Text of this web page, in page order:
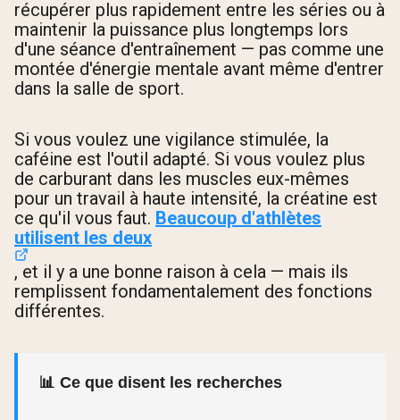
récupérer plus rapidement entre les séries ou à
maintenir la puissance plus longtemps lors
d'une séance d'entraînement — pas comme une
montée d'énergie mentale avant même d'entrer
dans la salle de sport.
Si vous voulez une vigilance stimulée, la
caféine est l'outil adapté. Si vous voulez plus
de carburant dans les muscles eux-mêmes
pour un travail à haute intensité, la créatine est
ce qu'il vous faut. Beaucoup d'athlètes
utilisent les deux
, et il y a une bonne raison à cela — mais ils
remplissent fondamentalement des fonctions
différentes.
📊 Ce que disent les recherches